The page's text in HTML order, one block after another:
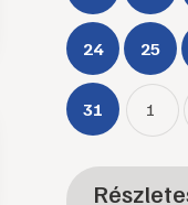
24 25
31 1